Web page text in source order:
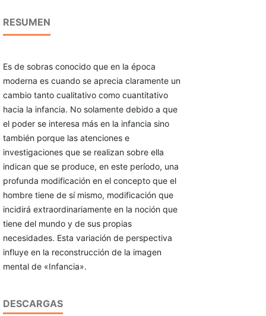
RESUMEN
Es de sobras conocido que en la época
moderna es cuando se aprecia claramente un
cambio tanto cualitativo como cuantitativo
hacia la infancia. No solamente debido a que
el poder se interesa más en la infancia sino
también porque las atenciones e
investigaciones que se realizan sobre ella
indican que se produce, en este período, una
profunda modificación en el concepto que el
hombre tiene de sí mismo, modificación que
incidirá extraordinariamente en la noción que
tiene del mundo y de sus propias
necesidades. Esta variación de perspectiva
influye en la reconstrucción de la imagen
mental de «Infancia».
DESCARGAS